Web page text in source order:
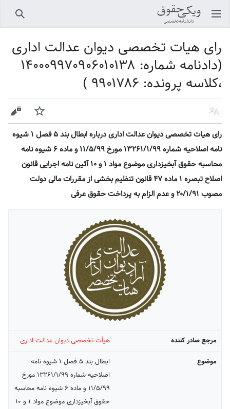
باز کردن منو اصلی جستجو
رای هیات تخصصی دیوان عدالت اداری
(دادنامه شماره: ۱۴۰۰۰۹۹۷۰۹۰۶۰۱۰۱۳۸
،کلاسه پرونده: ۹۹۰۱۷۸۶ )
زبان پیگیری ویرایش
رای هیات تخصصی دیوان عدالت اداری درباره ابطال بند ۵ فصل ۱ شیوه
نامه اصلاحیه شماره ۱۳۲۶۱/۱/۹۹ مورخ ۱۱/۵/۹۹ و ماده ۶ شیوه نامه
محاسبه حقوق آبخیزداری موضوع مواد ۱ و ۱۰ آئین نامه اجرایی قانون
اصلاح تبصره ۱ ماده ۴۷ قانون تنظیم بخشی از مقررات مالی دولت
مصوب ۲۰/۱/۹۱ و عدم الزام به پرداخت حقوق عرفی
مرجع صادر کننده
هیأت تخصصی دیوان عدالت اداری
موضوع
ابطال بند ۵ فصل ۱ شیوه نامه
اصلاحیه شماره ۱۳۲۶۱/۱/۹۹ مورخ
۱۱/۵/۹۹ و ماده ۶ شیوه نامه محاسبه
حقوق آبخیزداری موضوع مواد ۱ و ۱۰